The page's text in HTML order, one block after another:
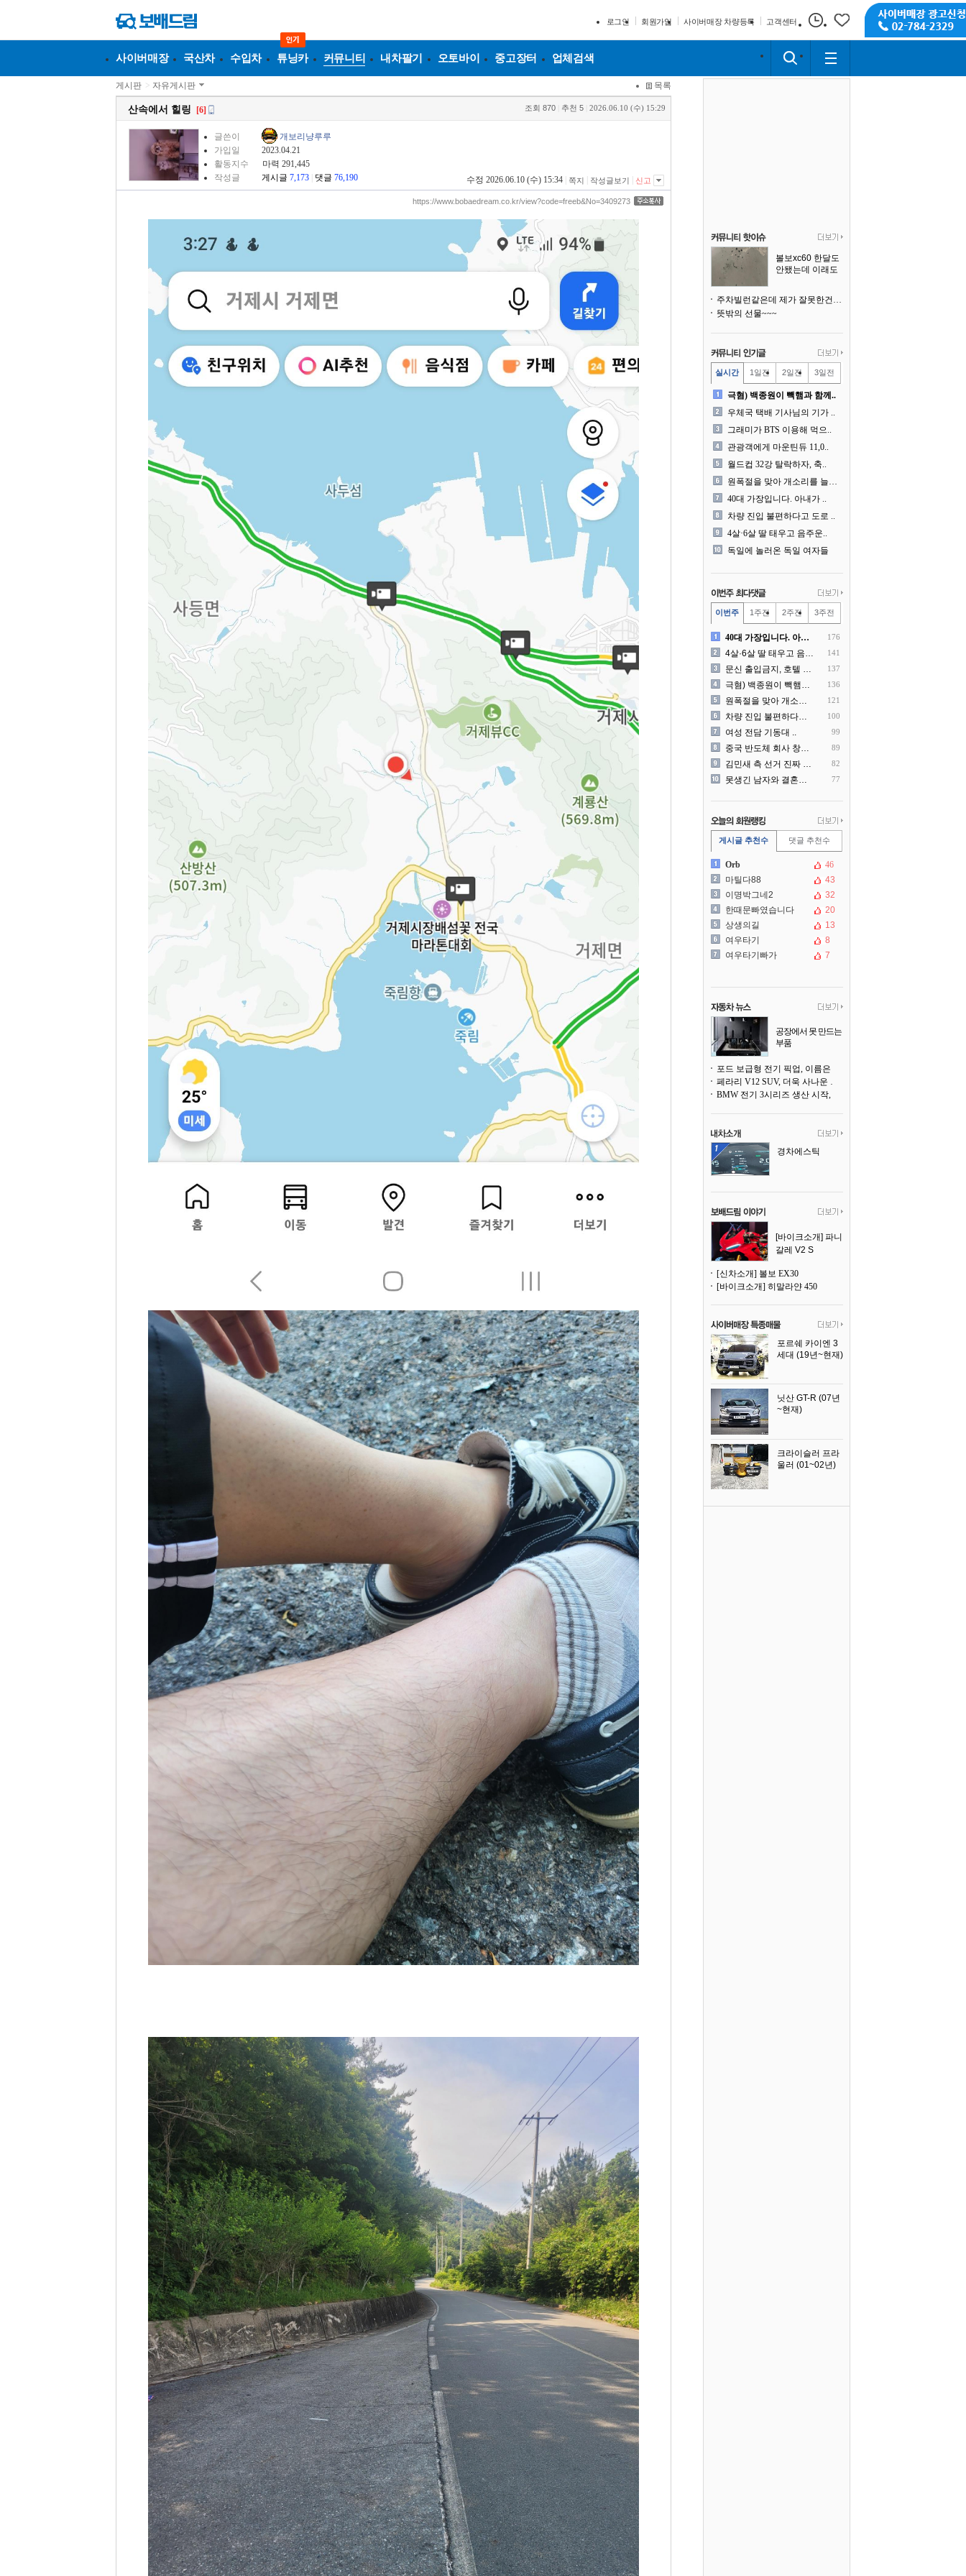
로그인 회원가입 사이버매장 차량등록 고객센터
사이버매장 국산차 수입차 튜닝카 커뮤니티 내차팔기 오토바이 중고장터 업체검색
게시판 > 자유게시판 목록
산속에서 힐링 [6] 조회 870 추천 5 2026.06.10 (수) 15:29
글쓴이
개보리냥루루
가입일
2023.04.21
활동지수
마력 291,445
작성글
게시글 7,173 댓글 76,190 수정 2026.06.10 (수) 15:34 쪽지 작성글보기 신고
https://www.bobaedream.co.kr/view?code=freeb&No=3409273
볼보xc60 한달도
안됐는데 이래도
주차빌런같은데 제가 잘못한건가요
뜻밖의 선물~~~
실시간 1일전 2일전 3일전
극혐) 백종원이 빽햄과 함께..
우체국 택배 기사님의 기가 ..
그래미가 BTS 이용해 먹으..
관광객에게 마운틴듀 11,0..
월드컵 32강 탈락하자, 축..
원폭절을 맞아 개소리를 늘어..
40대 가장입니다. 아내가 ..
차량 진입 불편하다고 도로 ..
4살·6살 딸 태우고 음주운..
독일에 놀러온 독일 여자들
이번주 1주전 2주전 3주전
40대 가장입니다. 아내가 .. 176
4살·6살 딸 태우고 음주운.. 141
문신 출입금지, 호텔 헬스장.. 137
극혐) 백종원이 빽햄과 함께.. 136
원폭절을 맞아 개소리를 늘어.. 121
차량 진입 불편하다고 도로 .. 100
여성 전담 기동대 .. 99
중국 반도체 회사 창신메모리.. 89
김민새 측 선거 진짜 더럽게.. 82
못생긴 남자와 결혼해서 후회.. 77
게시글 추천수 댓글 추천수
Orb
46
마틸다88
43
이명박그네2
32
한때문빠였습니다
20
상생의길
13
여우타기
8
여우타기빠가
7
공장에서 못 만드는
부품
어낸다
페라리 V12 SUV, 더욱 사나운 얼굴로 돌아온다
경차에스틱
[바이크소개] 파니
갈레 V2 S
[신차소개] 볼보 EX30
[바이크소개] 히말라얀 450
포르쉐 카이엔 3
세대 (19년~현재)
닛산 GT-R (07년
~현재)
크라이슬러 프라
울러 (01~02년)